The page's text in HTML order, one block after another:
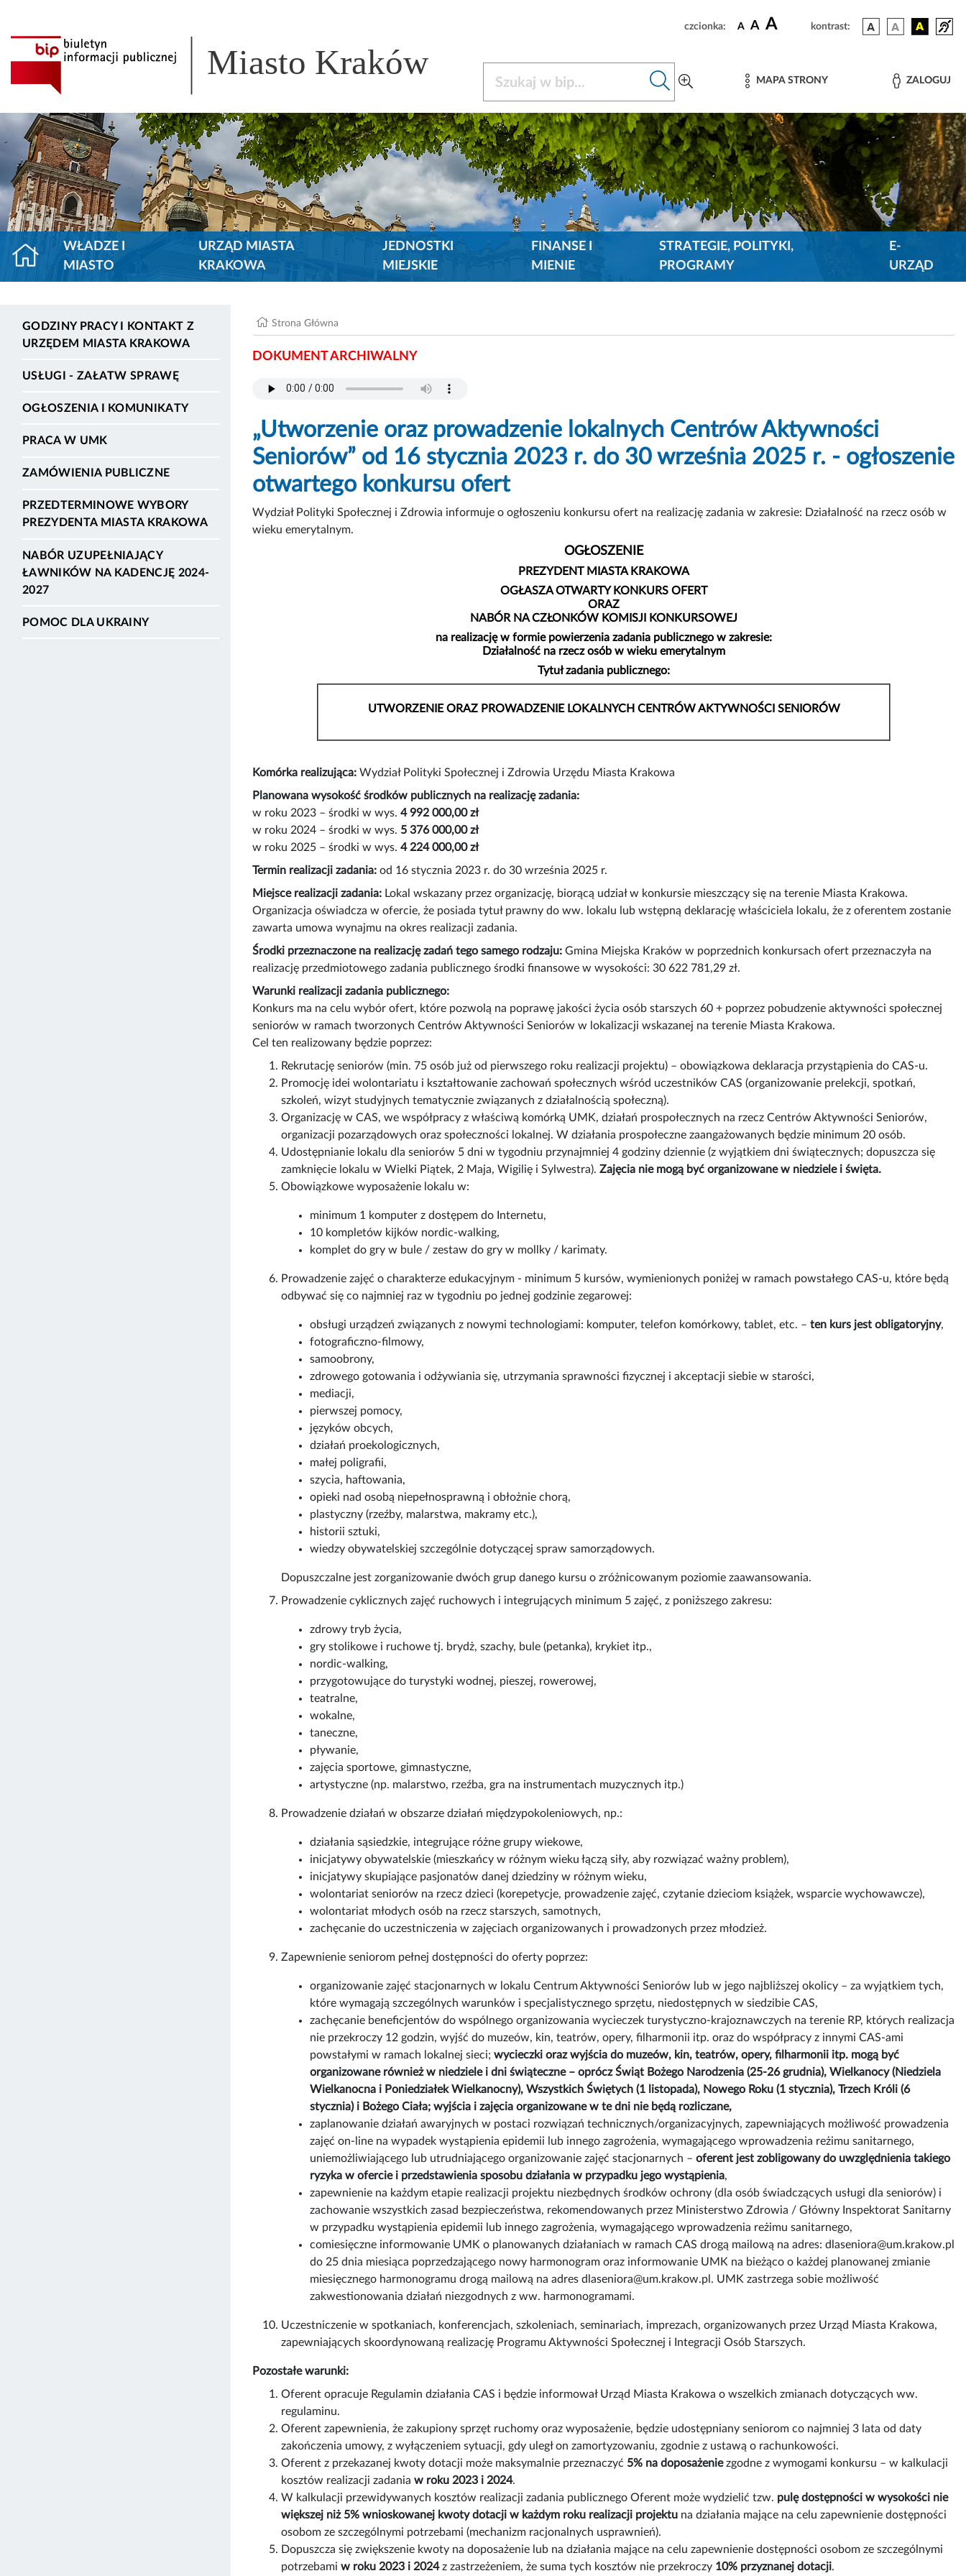
czcionka: A A A kontrast:
Miasto Kraków MAPA STRONY ZALOGUJ
WŁADZE I
MIASTO
URZĄD MIASTA
KRAKOWA
JEDNOSTKI
MIEJSKIE
FINANSE I
MIENIE
STRATEGIE, POLITYKI,
PROGRAMY
E-
URZĄD
GODZINY PRACY I KONTAKT Z
URZĘDEM MIASTA KRAKOWA
USŁUGI - ZAŁATW SPRAWĘ
OGŁOSZENIA I KOMUNIKATY
PRACA W UMK
ZAMÓWIENIA PUBLICZNE
PRZEDTERMINOWE WYBORY
PREZYDENTA MIASTA KRAKOWA
NABÓR UZUPEŁNIAJĄCY
ŁAWNIKÓW NA KADENCJĘ 2024-
2027
POMOC DLA UKRAINY
Strona Główna
DOKUMENT ARCHIWALNY
„Utworzenie oraz prowadzenie lokalnych Centrów Aktywności
Seniorów” od 16 stycznia 2023 r. do 30 września 2025 r. - ogłoszenie
otwartego konkursu ofert
Wydział Polityki Społecznej i Zdrowia informuje o ogłoszeniu konkursu ofert na realizację zadania w zakresie: Działalność na rzecz osób w
wieku emerytalnym.
OGŁOSZENIE
PREZYDENT MIASTA KRAKOWA
OGŁASZA OTWARTY KONKURS OFERT
ORAZ
NABÓR NA CZŁONKÓW KOMISJI KONKURSOWEJ
na realizację w formie powierzenia zadania publicznego w zakresie:
Działalność na rzecz osób w wieku emerytalnym
Tytuł zadania publicznego:
UTWORZENIE ORAZ PROWADZENIE LOKALNYCH CENTRÓW AKTYWNOŚCI SENIORÓW
Komórka realizująca: Wydział Polityki Społecznej i Zdrowia Urzędu Miasta Krakowa
Planowana wysokość środków publicznych na realizację zadania:
w roku 2023 – środki w wys. 4 992 000,00 zł
w roku 2024 – środki w wys. 5 376 000,00 zł
w roku 2025 – środki w wys. 4 224 000,00 zł
Termin realizacji zadania: od 16 stycznia 2023 r. do 30 września 2025 r.
Miejsce realizacji zadania: Lokal wskazany przez organizację, biorącą udział w konkursie mieszczący się na terenie Miasta Krakowa.
Organizacja oświadcza w ofercie, że posiada tytuł prawny do ww. lokalu lub wstępną deklarację właściciela lokalu, że z oferentem zostanie
zawarta umowa wynajmu na okres realizacji zadania.
Środki przeznaczone na realizację zadań tego samego rodzaju: Gmina Miejska Kraków w poprzednich konkursach ofert przeznaczyła na
realizację przedmiotowego zadania publicznego środki finansowe w wysokości: 30 622 781,29 zł.
Warunki realizacji zadania publicznego:
Konkurs ma na celu wybór ofert, które pozwolą na poprawę jakości życia osób starszych 60 + poprzez pobudzenie aktywności społecznej
seniorów w ramach tworzonych Centrów Aktywności Seniorów w lokalizacji wskazanej na terenie Miasta Krakowa.
Cel ten realizowany będzie poprzez:
Rekrutację seniorów (min. 75 osób już od pierwszego roku realizacji projektu) – obowiązkowa deklaracja przystąpienia do CAS-u.
Promocję idei wolontariatu i kształtowanie zachowań społecznych wśród uczestników CAS (organizowanie prelekcji, spotkań,
szkoleń, wizyt studyjnych tematycznie związanych z działalnością społeczną).
Organizację w CAS, we współpracy z właściwą komórką UMK, działań prospołecznych na rzecz Centrów Aktywności Seniorów,
organizacji pozarządowych oraz społeczności lokalnej. W działania prospołeczne zaangażowanych będzie minimum 20 osób.
Udostępnianie lokalu dla seniorów 5 dni w tygodniu przynajmniej 4 godziny dziennie (z wyjątkiem dni świątecznych; dopuszcza się
zamknięcie lokalu w Wielki Piątek, 2 Maja, Wigilię i Sylwestra). Zajęcia nie mogą być organizowane w niedziele i święta.
Obowiązkowe wyposażenie lokalu w:
minimum 1 komputer z dostępem do Internetu,
10 kompletów kijków nordic-walking,
komplet do gry w bule / zestaw do gry w mollky / karimaty.
Prowadzenie zajęć o charakterze edukacyjnym - minimum 5 kursów, wymienionych poniżej w ramach powstałego CAS-u, które będą
odbywać się co najmniej raz w tygodniu po jednej godzinie zegarowej:
obsługi urządzeń związanych z nowymi technologiami: komputer, telefon komórkowy, tablet, etc. – ten kurs jest obligatoryjny,
fotograficzno-filmowy,
samoobrony,
zdrowego gotowania i odżywiania się, utrzymania sprawności fizycznej i akceptacji siebie w starości,
mediacji,
pierwszej pomocy,
języków obcych,
działań proekologicznych,
małej poligrafii,
szycia, haftowania,
opieki nad osobą niepełnosprawną i obłożnie chorą,
plastyczny (rzeźby, malarstwa, makramy etc.),
historii sztuki,
wiedzy obywatelskiej szczególnie dotyczącej spraw samorządowych.
Dopuszczalne jest zorganizowanie dwóch grup danego kursu o zróżnicowanym poziomie zaawansowania.
Prowadzenie cyklicznych zajęć ruchowych i integrujących minimum 5 zajęć, z poniższego zakresu:
zdrowy tryb życia,
gry stolikowe i ruchowe tj. brydż, szachy, bule (petanka), krykiet itp.,
nordic-walking,
przygotowujące do turystyki wodnej, pieszej, rowerowej,
teatralne,
wokalne,
taneczne,
pływanie,
zajęcia sportowe, gimnastyczne,
artystyczne (np. malarstwo, rzeźba, gra na instrumentach muzycznych itp.)
Prowadzenie działań w obszarze działań międzypokoleniowych, np.:
działania sąsiedzkie, integrujące różne grupy wiekowe,
inicjatywy obywatelskie (mieszkańcy w różnym wieku łączą siły, aby rozwiązać ważny problem),
inicjatywy skupiające pasjonatów danej dziedziny w różnym wieku,
wolontariat seniorów na rzecz dzieci (korepetycje, prowadzenie zajęć, czytanie dzieciom książek, wsparcie wychowawcze),
wolontariat młodych osób na rzecz starszych, samotnych,
zachęcanie do uczestniczenia w zajęciach organizowanych i prowadzonych przez młodzież.
Zapewnienie seniorom pełnej dostępności do oferty poprzez:
organizowanie zajęć stacjonarnych w lokalu Centrum Aktywności Seniorów lub w jego najbliższej okolicy – za wyjątkiem tych,
które wymagają szczególnych warunków i specjalistycznego sprzętu, niedostępnych w siedzibie CAS,
zachęcanie beneficjentów do wspólnego organizowania wycieczek turystyczno-krajoznawczych na terenie RP, których realizacja
nie przekroczy 12 godzin, wyjść do muzeów, kin, teatrów, opery, filharmonii itp. oraz do współpracy z innymi CAS-ami
powstałymi w ramach lokalnej sieci; wycieczki oraz wyjścia do muzeów, kin, teatrów, opery, filharmonii itp. mogą być
organizowane również w niedziele i dni świąteczne – oprócz Świąt Bożego Narodzenia (25-26 grudnia), Wielkanocy (Niedziela
Wielkanocna i Poniedziałek Wielkanocny), Wszystkich Świętych (1 listopada), Nowego Roku (1 stycznia), Trzech Króli (6
stycznia) i Bożego Ciała; wyjścia i zajęcia organizowane w te dni nie będą rozliczane,
zaplanowanie działań awaryjnych w postaci rozwiązań technicznych/organizacyjnych, zapewniających możliwość prowadzenia
zajęć on-line na wypadek wystąpienia epidemii lub innego zagrożenia, wymagającego wprowadzenia reżimu sanitarnego,
uniemożliwiającego lub utrudniającego organizowanie zajęć stacjonarnych – oferent jest zobligowany do uwzględnienia takiego
ryzyka w ofercie i przedstawienia sposobu działania w przypadku jego wystąpienia,
zapewnienie na każdym etapie realizacji projektu niezbędnych środków ochrony (dla osób świadczących usługi dla seniorów) i
zachowanie wszystkich zasad bezpieczeństwa, rekomendowanych przez Ministerstwo Zdrowia / Główny Inspektorat Sanitarny
w przypadku wystąpienia epidemii lub innego zagrożenia, wymagającego wprowadzenia reżimu sanitarnego,
comiesięczne informowanie UMK o planowanych działaniach w ramach CAS drogą mailową na adres: dlaseniora@um.krakow.pl
do 25 dnia miesiąca poprzedzającego nowy harmonogram oraz informowanie UMK na bieżąco o każdej planowanej zmianie
miesięcznego harmonogramu drogą mailową na adres dlaseniora@um.krakow.pl. UMK zastrzega sobie możliwość
zakwestionowania działań niezgodnych z ww. harmonogramami.
Uczestniczenie w spotkaniach, konferencjach, szkoleniach, seminariach, imprezach, organizowanych przez Urząd Miasta Krakowa,
zapewniających skoordynowaną realizację Programu Aktywności Społecznej i Integracji Osób Starszych.
Pozostałe warunki:
Oferent opracuje Regulamin działania CAS i będzie informował Urząd Miasta Krakowa o wszelkich zmianach dotyczących ww.
regulaminu.
Oferent zapewnienia, że zakupiony sprzęt ruchomy oraz wyposażenie, będzie udostępniany seniorom co najmniej 3 lata od daty
zakończenia umowy, z wyłączeniem sytuacji, gdy uległ on zamortyzowaniu, zgodnie z ustawą o rachunkowości.
Oferent z przekazanej kwoty dotacji może maksymalnie przeznaczyć 5% na doposażeniezgodne z wymogami konkursu – w kalkulacji
kosztów realizacji zadania w roku 2023 i 2024.
W kalkulacji przewidywanych kosztów realizacji zadania publicznego Oferent może wydzielić tzw. pulę dostępności w wysokości nie
większej niż 5% wnioskowanej kwoty dotacji w każdym roku realizacji projektu na działania mające na celu zapewnienie dostępności
osobom ze szczególnymi potrzebami (mechanizm racjonalnych usprawnień).
Dopuszcza się zwiększenie kwoty na doposażenie lub na działania mające na celu zapewnienie dostępności osobom ze szczególnymi
potrzebami w roku 2023 i 2024z zastrzeżeniem, że suma tych kosztów nie przekroczy 10% przyznanej dotacji.